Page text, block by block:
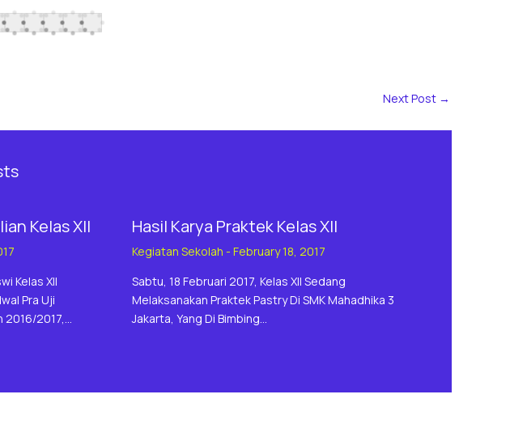
Next Post →
Kelas XII
Kelas XII
Pra Uji
2016/2017,…
Hasil Karya Praktek Kelas XII
Kegiatan Sekolah - February 18, 2017
Sabtu, 18 Februari 2017, Kelas XII Sedang
Melaksanakan Praktek Pastry Di SMK Mahadhika 3
Jakarta, Yang Di Bimbing…